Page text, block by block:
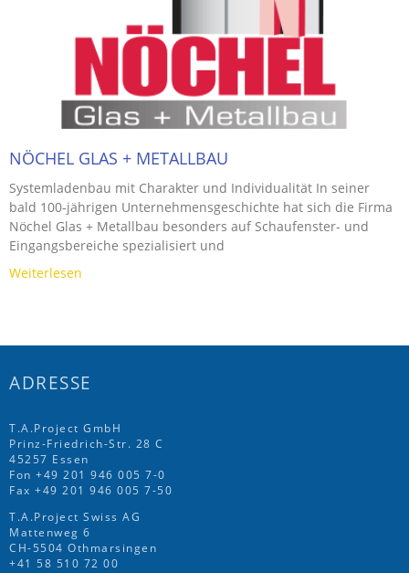
NÖCHEL GLAS + METALLBAU
Systemladenbau mit Charakter und Individualität In seiner
bald 100-jährigen Unternehmensgeschichte hat sich die Firma
Nöchel Glas + Metallbau besonders auf Schaufenster- und
Eingangsbereiche spezialisiert und
Weiterlesen
ADRESSE
T.A.Project GmbH
Prinz-Friedrich-Str. 28 C
45257 Essen
Fon +49 201 946 005 7-0
Fax +49 201 946 005 7-50
T.A.Project Swiss AG
Mattenweg 6
CH-5504 Othmarsingen
+41 58 510 72 00